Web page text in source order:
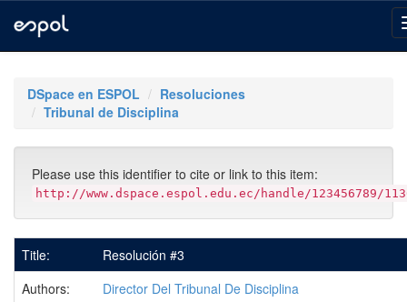
navigationDSpace en ESPOL
Resoluciones
Tribunal de Disciplina
Please use this identifier to cite or link to this item:
http://www.dspace.espol.edu.ec/handle/123456789/
Title:
Resolución #3
Authors:
Director Del Tribunal De Disciplina